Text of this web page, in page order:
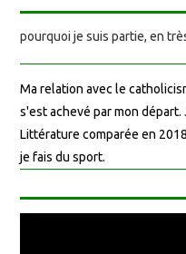
pourquoi je suis partie, en
Ma relation avec le
s'est achevé par mon
Littérature comparée en
je fais du sport.